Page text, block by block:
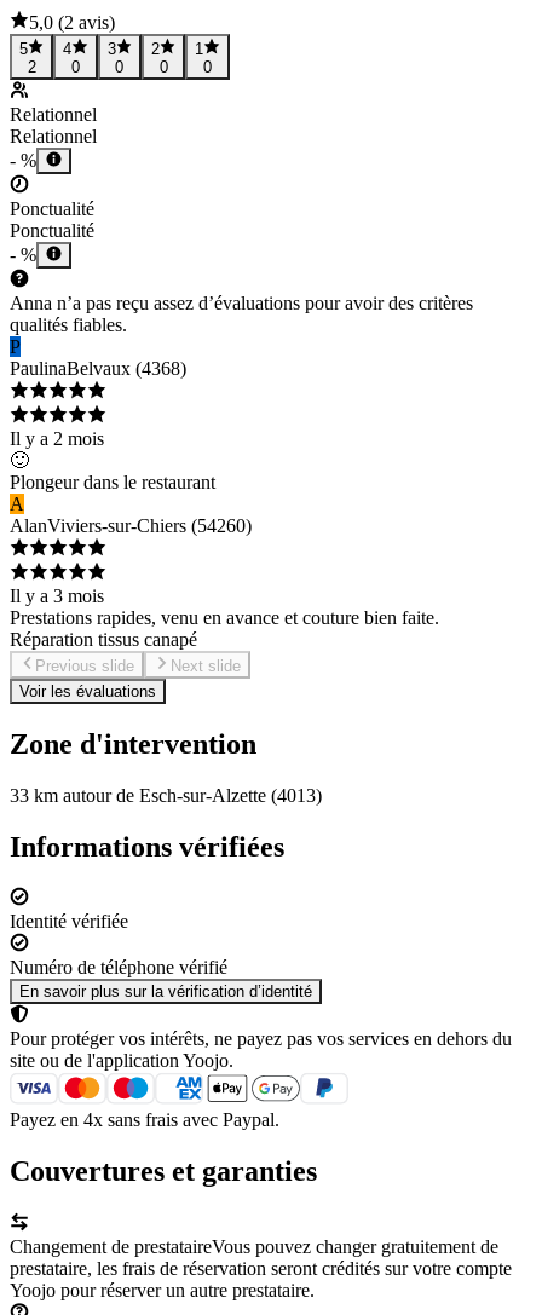
5,0 (2 avis)
5
2
4
0
3
0
2
0
1
0
Relationnel
Relationnel
- %
Ponctualité
Ponctualité
- %
Anna n’a pas reçu assez d’évaluations pour avoir des critères
qualités fiables.
P
PaulinaBelvaux (4368)
Il y a 2 mois
🙂
Plongeur dans le restaurant
A
AlanViviers-sur-Chiers (54260)
Il y a 3 mois
Prestations rapides, venu en avance et couture bien faite.
Réparation tissus canapé
Previous slide
Next slide
Voir les évaluations
Zone d'intervention
33 km autour de Esch-sur-Alzette (4013)
Informations vérifiées
Identité vérifiée
Numéro de téléphone vérifié
En savoir plus sur la vérification d’identité
Pour protéger vos intérêts, ne payez pas vos services en dehors du
site ou de l'application Yoojo.
Payez en 4x sans frais avec Paypal.
Couvertures et garanties
Changement de prestataireVous pouvez changer gratuitement de
prestataire, les frais de réservation seront crédités sur votre compte
Yoojo pour réserver un autre prestataire.